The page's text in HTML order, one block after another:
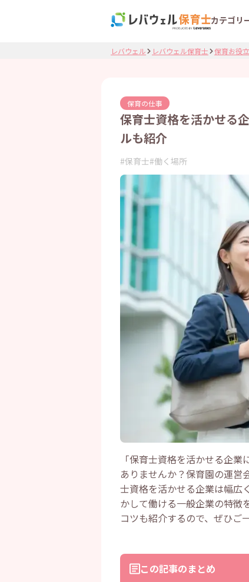
カテゴリ
レバウェル レバウェル保育士 保育お役
保育の仕事
保育士資格を活かせる
ルも紹介
#保育士#働く場所
「保育士資格を活かせる企
ありませんか？保育園の運営
士資格を活かせる企業は幅広
かして働ける一般企業の特徴
コツも紹介するので、ぜひご
この記事のまとめ